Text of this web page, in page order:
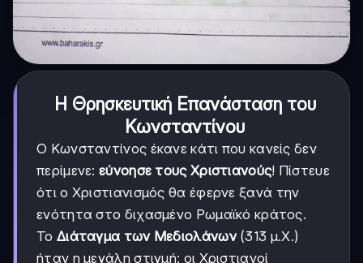
Η Θρησκευτική Επανάσταση του
Κωνσταντίνου
Ο Κωνσταντίνος έκανε κάτι που κανείς δεν
περίμενε:εύνοησε τους Χριστιανούς! Πίστευε
ότι ο Χριστιανισμός θα έφερνε ξανά την
ενότητα στο διχασμένο Ρωμαϊκό κράτος.
Το Διάταγμα των Μεδιολάνων(313 μ.Χ.)
ήταν η μεγάλη στιγμή: οι Χριστιανοί